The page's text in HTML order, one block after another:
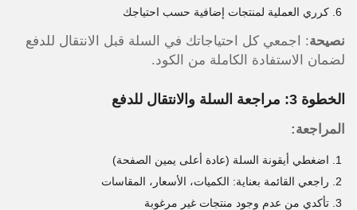
كرري العملية لمنتجات إضافية حسب احتياجك
نصيحة: اجمعي كل احتياجاتك في السلة قبل الانتقال للدفع
لضمان الاستفادة الكاملة من الكود.
الخطوة 3: مراجعة السلة والانتقال للدفع
المراجعة:
اضغطي أيقونة السلة (عادة أعلى يمين الصفحة)
راجعي القائمة بعناية: الكميات، الأسعار، المقاسات
تأكدي من عدم وجود منتجات غير مرغوبة